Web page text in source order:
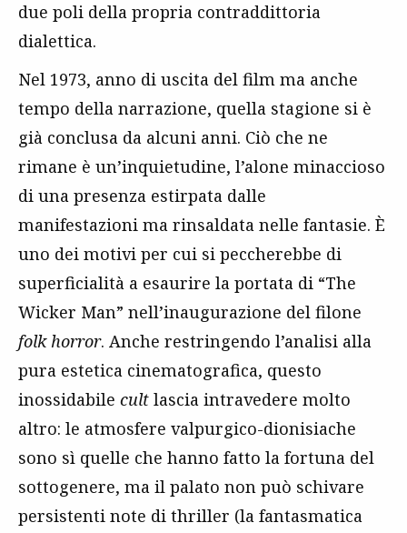
due poli della propria contraddittoria
dialettica.
Nel 1973, anno di uscita del film ma anche
tempo della narrazione, quella stagione si è
già conclusa da alcuni anni. Ciò che ne
rimane è un’inquietudine, l’alone minaccioso
di una presenza estirpata dalle
manifestazioni ma rinsaldata nelle fantasie. È
uno dei motivi per cui si peccherebbe di
superficialità a esaurire la portata di “The
Wicker Man” nell’inaugurazione del filone
folk horror. Anche restringendo l’analisi alla
pura estetica cinematografica, questo
inossidabile cult lascia intravedere molto
altro: le atmosfere valpurgico-dionisiache
sono sì quelle che hanno fatto la fortuna del
sottogenere, ma il palato non può schivare
persistenti note di thriller (la fantasmatica